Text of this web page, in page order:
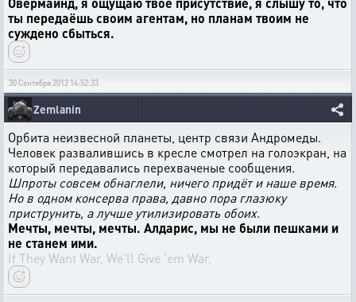
ты передаёшь своим агентам, но планам твоим не
суждено сбыться.
30 Сентября 2012 14:52:33
Zemlanin
Орбита неизвесной планеты, центр связи Андромеды.
Человек развалившись в кресле смотрел на голоэкран, на
который передавались перехваченые сообщения.
Шпроты совсем обнаглели, ничего придёт и наше время.
Но в одном консерва права, давно пора глазюку
приструнить, а лучше утилизировать обоих.
Мечты, мечты, мечты. Алдарис, мы не были пешками и
не станем ими.
If They Want War, We'll Give 'em War.